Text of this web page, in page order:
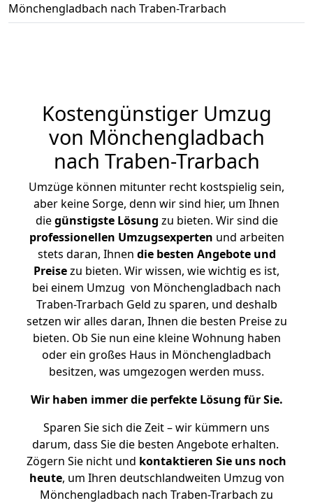
Mönchengladbach nach Traben-Trarbach
Kostengünstiger Umzug
von Mönchengladbach
nach Traben-Trarbach
Umzüge können mitunter recht kostspielig sein,
aber keine Sorge, denn wir sind hier, um Ihnen
diegünstigste Lösung zu bieten. Wir sind die
professionellen Umzugsexperten und arbeiten
stets daran, Ihnen die besten Angebote und
Preisezu bieten. Wir wissen, wie wichtig es ist,
bei einem Umzug von Mönchengladbach nach
Traben-Trarbach Geld zu sparen, und deshalb
setzen wir alles daran, Ihnen die besten Preise zu
bieten. Ob Sie nun eine kleine Wohnung haben
oder ein großes Haus in Mönchengladbach
besitzen, was umgezogen werden muss.
Wir haben immer die perfekte Lösung für Sie.
Sparen Sie sich die Zeit – wir kümmern uns
darum, dass Sie die besten Angebote erhalten.
Zögern Sie nicht und kontaktieren Sie uns noch
heute, um Ihren deutschlandweiten Umzug von
Mönchengladbach nach Traben-Trarbach zu